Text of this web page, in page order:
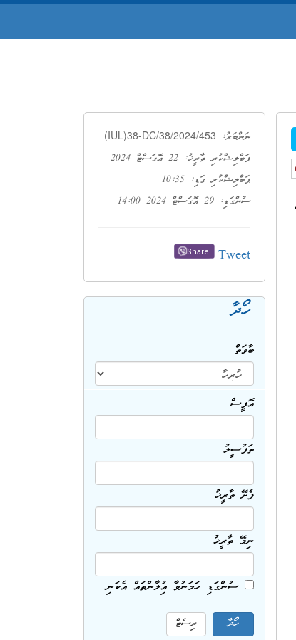
ނަންބަރު: (IUL)38-DC/38/2024/453
ޕަބްލިޝްކުރި ތާރީޚު: 22 އޮގަސްޓް 2024
ޕަބްލިޝްކުރި ގަޑި: 10:35
ސުންގަޑި: 29 އޮގަސްޓް 2024 14:00
Tweet
Share
ހޯދާ
ބާވަތް
އޮފީސް
ތަފުސީލު
ފެށޭ ތާރީޚު
ނިމޭ ތާރީޚު
ސުންގަޑި ހަމަނުވާ އިޢުލާންތައް އެކަނި